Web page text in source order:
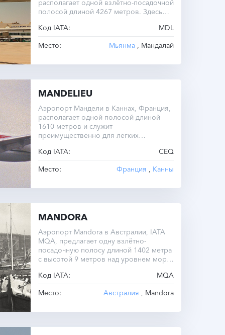
располагает одной взлётно-посадочной
полосой длиной 4267 метров. Здесь
Код IATA:
MDL
Место:
Мьянма , Мандалай
MANDELIEU
Аэропорт Мандели в Каннах, Франция,
располагает одной полосой длиной
1610 метров и служит
преимущественно для легких
Код IATA:
CEQ
Место:
Франция Канны
MANDORA
Аэропорт Mandora в Австралии, IATA
MQA, предлагает одну взлётно-
посадочную полосу длиной 1402 метра
с высотой 9 метров над уровнем моря.
Код IATA:
MQA
Место:
Австралия , Mandora